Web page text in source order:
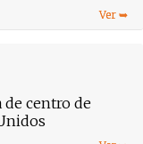
de centro de